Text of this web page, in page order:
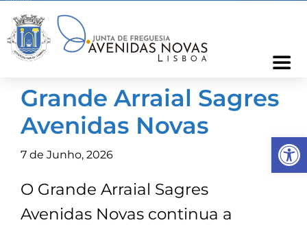
content
Freguesia
Informações
Grande Arraial Sagres
Avenidas Novas
7 de Junho, 2026
O Grande Arraial Sagres
Avenidas Novas continua a